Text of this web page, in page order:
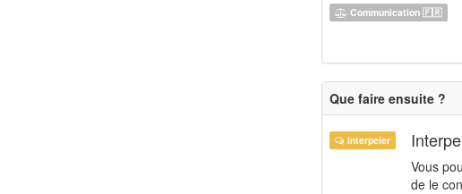
Communication 🇫🇷
Que faire ensuite ?
Interpeler
Vous
de le